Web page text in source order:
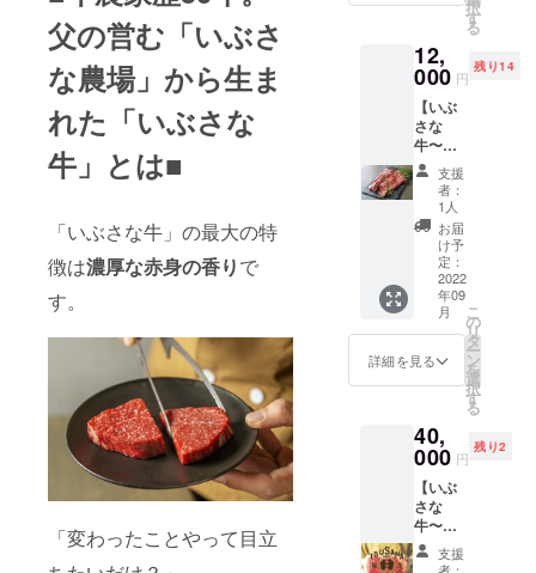
父の営む「いぶさ
な農場」から生ま
れた「いぶさな
牛」とは■
「いぶさな牛」の最大の特
徴は濃厚な赤身の香りで
す。
「変わったことやって目立
お得用
250g ■
ハン
バー
グ 1個
※写真は
イメー
ジで
す。実
際にお
届けす
るパッ
ケージ
と異な
る場合
がござ
いま
す。 ※
にて公
開させ
ていた
だきま
す。
択
す
る
12,
000 円
残り14
【いぶ
さな
牛〜赤
身パッ
ク〜】
￥12,00
0（税
込/クー
ル便送
¥1,200
含む）
■焼肉用
赤身
400g×1
パック
150g×1
パック
※写真は
イメー
ジで
す。実
際にお
届けす
支援
者：
1人
お届
け予
定：
2022
年09
月
詳細を見る
こ
の
リ
タ
ー
ン
を
選
択
す
る
40,
000 円
残り2
【いぶ
さな
牛〜み
んなで
フル支援